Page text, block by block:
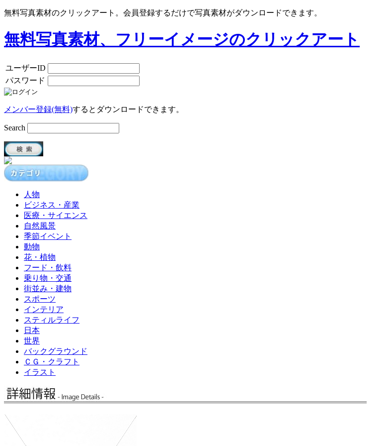
無料写真素材のクリックアート。会員登録するだけで写真素材がダウンロードできます。
無料写真素材、フリーイメージのクリックアート
ユーザーID
パスワード
メンバー登録(無料)するとダウンロードできます。
Search
人物
ビジネス・産業
医療・サイエンス
自然風景
季節イベント
動物
花・植物
フード・飲料
乗り物・交通
街並み・建物
スポーツ
インテリア
スティルライフ
日本
世界
バックグラウンド
ＣＧ・クラフト
イラスト